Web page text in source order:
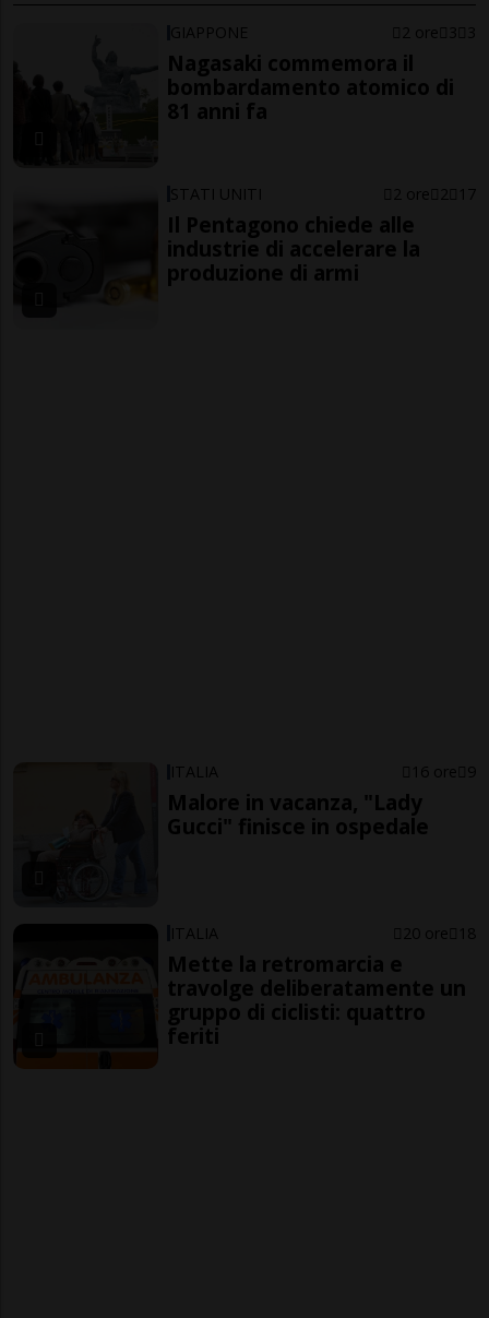
GIAPPONE 2 ore 3 3
Nagasaki commemora il
bombardamento atomico di
81 anni fa
STATI UNITI 2 ore 2 17
Il Pentagono chiede alle
industrie di accelerare la
produzione di armi
ITALIA 16 ore 9
Malore in vacanza, "Lady
Gucci" finisce in ospedale
ITALIA 20 ore 18
Mette la retromarcia e
travolge deliberatamente un
gruppo di ciclisti: quattro
feriti